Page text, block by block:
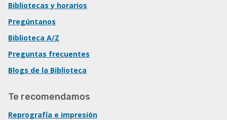
Bibliotecas y horarios
Pregúntanos
Biblioteca A/Z
Preguntas frecuentes
Blogs de la Biblioteca
Te recomendamos
Reprografía e impresión